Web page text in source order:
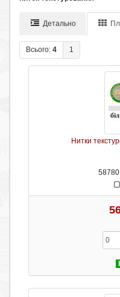
Детально
Всього: 4 1
Нитки